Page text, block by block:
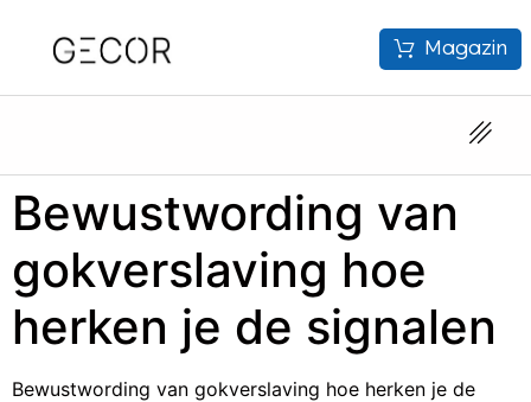
Magazin
Bewustwording van
gokverslaving hoe
herken je de signalen
Bewustwording van gokverslaving hoe herken je de